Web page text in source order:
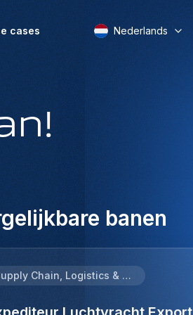
cases Nederlands
banen
Supply Chain, Logistics & Procurement